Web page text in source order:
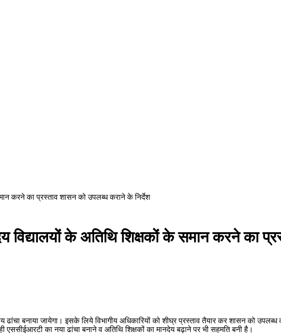
करने का प्रस्ताव शासन को उपलब्ध कराने के निर्देश
विद्यालयों के अतिथि शिक्षकों के समान करने का
ढांचा बनाया जायेगा। इसके लिये विभागीय अधिकारियों को शीघ्र प्रस्ताव तैयार कर शासन को
एससीईआरटी का नया ढांचा बनाने व अतिथि शिक्षकों का मानदेय बढ़ाने पर भी सहमति बनी है।